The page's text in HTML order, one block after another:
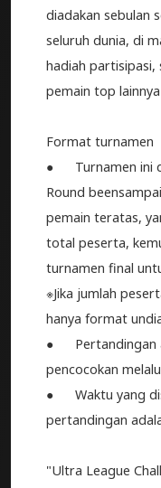
diadakan sebulan
seluruh dunia, di
hadiah partisipasi,
pemain top
Format turnamen
● Turnamen ini
Round
pemain teratas,
total peserta,
turnamen final
※Jika jumlah
hanya format
● Pertandingan
pencocokan
● Waktu yang
pertandingan
"Ultra League